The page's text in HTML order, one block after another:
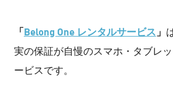
「Belong One レンタルサービス 」
実の保証が自慢のスマホ・タブレ
ービスです。